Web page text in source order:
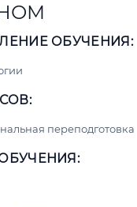
ОБУЧЕНИЯ:
переподготовка